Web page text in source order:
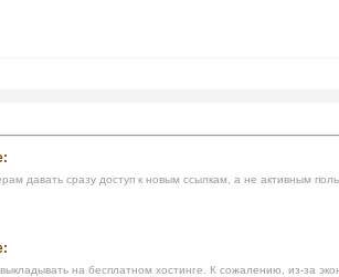
давать сразу доступ к новым ссылкам, а не активным
на бесплатном хостинге. К сожалению, из-за